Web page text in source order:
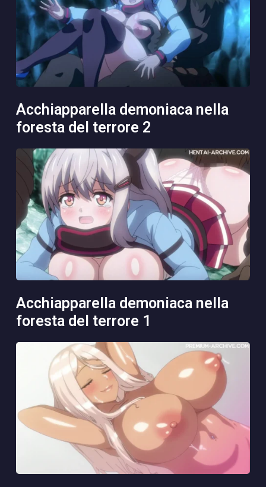
acchiapparella demoniaca nella
foresta del terrore 2
acchiapparella demoniaca nella
foresta del terrore 1